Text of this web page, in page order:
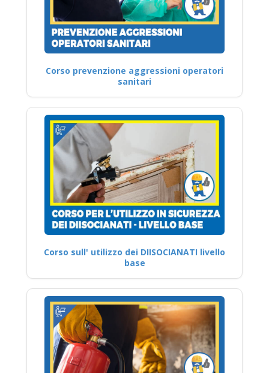
Corso prevenzione aggressioni operatori
sanitari
Corso sull' utilizzo dei DIISOCIANATI livello
base